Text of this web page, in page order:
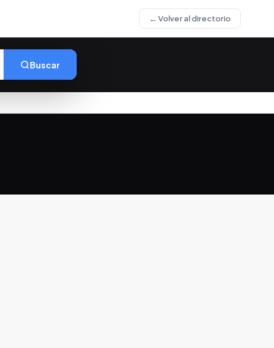
← Volver al directorio
Buscar